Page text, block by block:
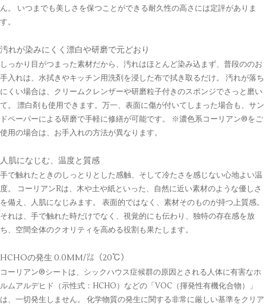
ん。 いつまでも美しさを保つことができる耐久性の高さには定評がありま
す。
汚れが染みにくく漂白や研磨で元どおり
しっかり目がつまった素材だから、汚れはほとんど染み込まず、普段ののお
手入れは、水拭きやキッチン用洗剤を浸した布で拭き取るだけ。 汚れが落ち
にくい場合は、クリームクレンザーや研磨粒子付きのスポンジでさっと磨い
て。 漂白剤も使用できます。万一、表面に傷が付いてしまった場合も、サン
ドペーパーによる研磨で手軽に修繕が可能です。 ※濃色系コーリアン®をご
使用の場合は、お手入れの方法が異なります。
人肌になじむ、温度と質感
手で触れたときのしっとりとした感触、そして冷たさを感じない心地よい温
度。 コーリアンRは、木や土や紙といった、自然に近い素材のような優しさ
を備え、人肌になじみます。 表面的ではなく、素材そのものが持つ上質感。
それは、手で触れた時だけでなく、視覚的にも伝わり、独特の存在感を放
ち、空間全体のクオリティを高める役割も果たします。
HCHOの発生 0.0MM/㍑（20℃）
コーリアン®シートは、シックハウス症候群の原因とされる人体に有害なホ
ルムアルデヒド（示性式：HCHO）などの「VOC（揮発性有機化合物）」
は、一切発生しません。 化学物質の発生に関する非常に厳しい基準をクリア